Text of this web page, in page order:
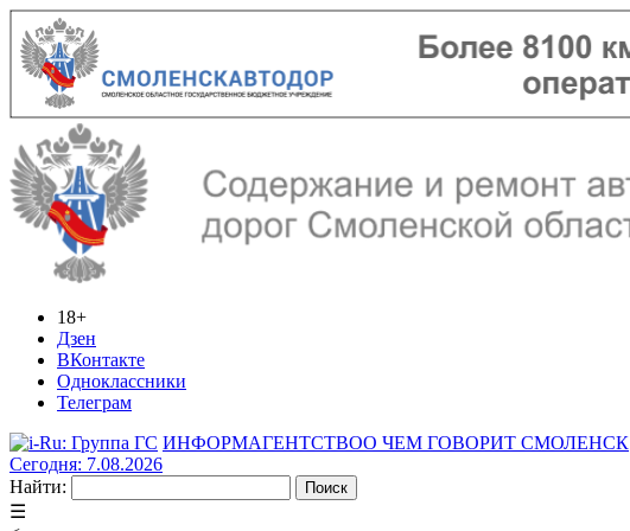
18+
Дзен
ВКонтакте
Одноклассники
Телеграм
ИНФОРМАГЕНТСТВОО ЧЕМ ГОВОРИТ СМОЛЕНСК
Сегодня: 7.08.2026
Найти:
☰